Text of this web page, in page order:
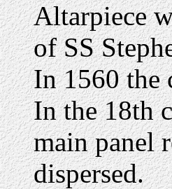
Altarpiece
of SS
In 1560 the
In the 18th
main panel
dispersed.